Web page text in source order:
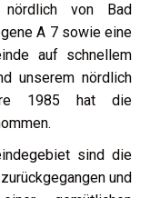
von Bad
A 7 sowie eine
auf schnellem
unserem nördlich
1985 hat die
sind die
und